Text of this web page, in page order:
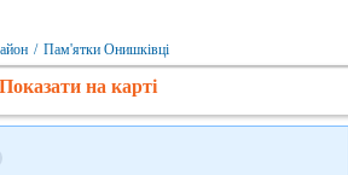
/ Пам'ятки Онишківці
Показати на карті